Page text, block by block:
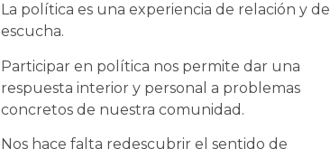
La política es una experiencia de relación y de
escucha.
Participar en política nos permite dar una
respuesta interior y personal a problemas
concretos de nuestra comunidad.
Nos hace falta redescubrir el sentido de